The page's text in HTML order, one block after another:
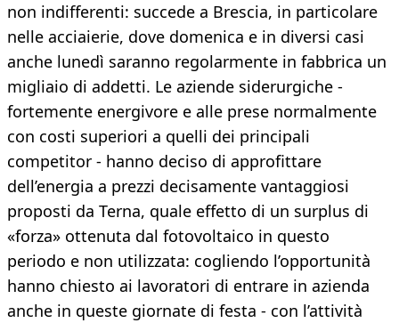
non indifferenti: succede a Brescia, in particolare
nelle acciaierie, dove domenica e in diversi casi
anche lunedì saranno regolarmente in fabbrica un
migliaio di addetti. Le aziende siderurgiche -
fortemente energivore e alle prese normalmente
con costi superiori a quelli dei principali
competitor - hanno deciso di approfittare
dell’energia a prezzi decisamente vantaggiosi
proposti da Terna, quale effetto di un surplus di
«forza» ottenuta dal fotovoltaico in questo
periodo e non utilizzata: cogliendo l’opportunità
hanno chiesto ai lavoratori di entrare in azienda
anche in queste giornate di festa - con l’attività